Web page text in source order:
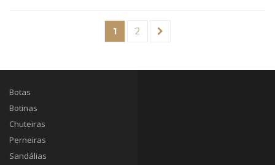
1 2 →
Botas
Botinas
Chuteiras
Perneiras
Sandálias